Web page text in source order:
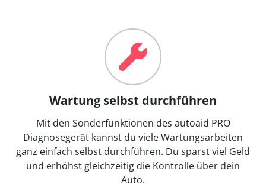
Wartung selbst durchführen
Mit den Sonderfunktionen des autoaid PRO
Diagnosegerät kannst du viele Wartungsarbeiten
ganz einfach selbst durchführen. Du sparst viel Geld
und erhöhst gleichzeitig die Kontrolle über dein
Auto.